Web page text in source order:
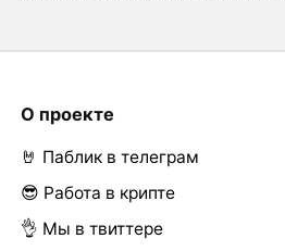
О проекте
🤘 Паблик в телеграм
😎 Работа в крипте
👌 Мы в твиттере